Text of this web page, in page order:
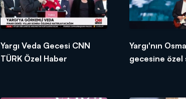
Yargı Veda Gecesi CNN
TÜRK Özel Haber
Yargı'nın
gecesine özel